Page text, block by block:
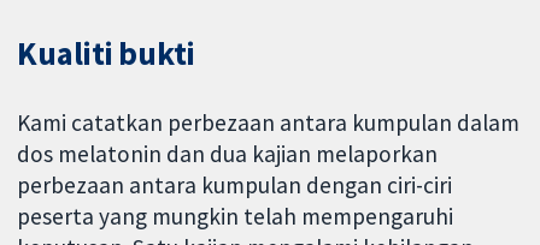
Kualiti bukti
Kami catatkan perbezaan antara kumpulan dalam
dos melatonin dan dua kajian melaporkan
perbezaan antara kumpulan dengan ciri-ciri
peserta yang mungkin telah mempengaruhi